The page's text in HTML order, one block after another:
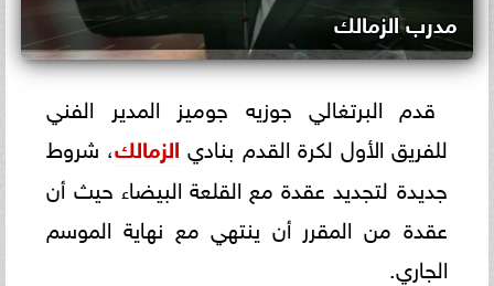
مدرب الزمالك
قدم البرتغالي جوزيه جوميز المدير الفني
للفريق الأول لكرة القدم بنادي الزمالك، شروط
جديدة لتجديد عقدة مع القلعة البيضاء حيث أن
عقدة من المقرر أن ينتهي مع نهاية الموسم
الجاري.